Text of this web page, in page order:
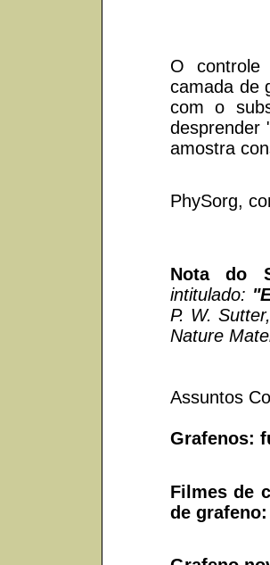
O controle
camada de
com o
desprender
amostra
PhySorg,
Nota do
intitulado: "
P. W.
Nature
Assuntos
Grafenos:
Filmes de
de